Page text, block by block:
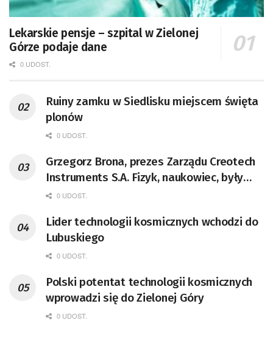
Lekarskie pensje – szpital w Zielonej
Górze podaje dane
0 UDOST.
Ruiny zamku w Siedlisku miejscem święta
plonów
0 UDOST.
Grzegorz Brona, prezes Zarządu Creotech
Instruments S.A. Fizyk, naukowiec, były
pracownik CERN w Genewie,
doktor habilitowany nauk fizycznych,
koordynator Rady Sektorowej ds.
Kompetencji Przemysłu Lotniczo-
Badań Kosmicznych i Satelitarnych PAN.
0 UDOST.
Lider technologii kosmicznych wchodzi do
Lubuskiego
0 UDOST.
Polski potentat technologii kosmicznych
wprowadzi się do Zielonej Góry
0 UDOST.